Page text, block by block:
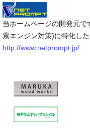
当ホームページの開発元
索エンジン対策)に特化し
http://www.netprompt.jp/